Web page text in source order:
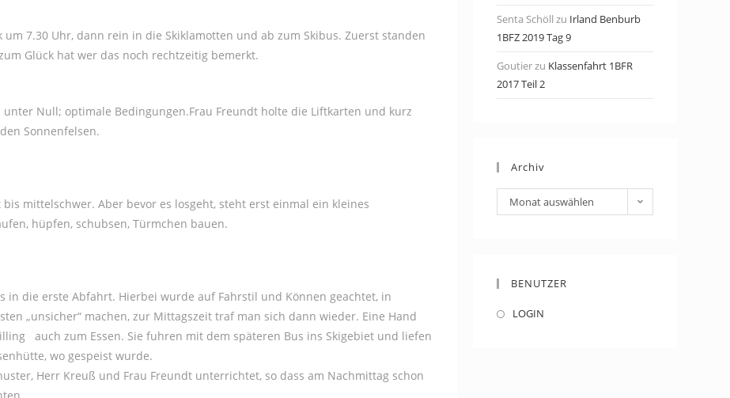
7.30 Uhr, dann rein in die Skiklamotten und ab zum Skibus. Zuerst standen
Glück hat wer das noch rechtzeitig bemerkt.
unter Null; optimale Bedingungen.Frau Freundt holte die Liftkarten und kurz
Sonnenfelsen.
mittelschwer. Aber bevor es losgeht, steht erst einmal ein kleines
hüpfen, schubsen, Türmchen bauen.
in die erste Abfahrt. Hierbei wurde auf Fahrstil und Können geachtet, in
„unsicher“ machen, zur Mittagszeit traf man sich dann wieder. Eine Hand
auch zum Essen. Sie fuhren mit dem späteren Bus ins Skigebiet und liefen
wo gespeist wurde.
Herr Kreuß und Frau Freundt unterrichtet, so dass am Nachmittag schon
Senta Schöll zu Irland Benburb
1BFZ 2019 Tag 9
Goutierzu Klassenfahrt 1BFR
2017 Teil 2
Archiv
Archiv
Monat auswählen
BENUTZER
LOGIN